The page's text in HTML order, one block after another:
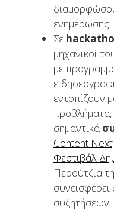
ενημέρωσης.
Σε
μηχανικοί
με
εντοπίζουν
προβλήματα,
σημαντικά
Content Next
Φεστιβάλ
Περούτζια
συζητήσεων.